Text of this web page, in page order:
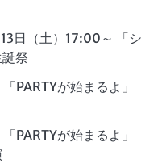
日（土）17:00～ 「シ
祭
PARTYが始まるよ」
PARTYが始まるよ」